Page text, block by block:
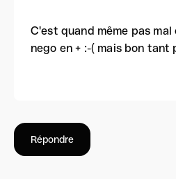
C'est quand même pas
nego en + :-( mais bon tant
Répondre